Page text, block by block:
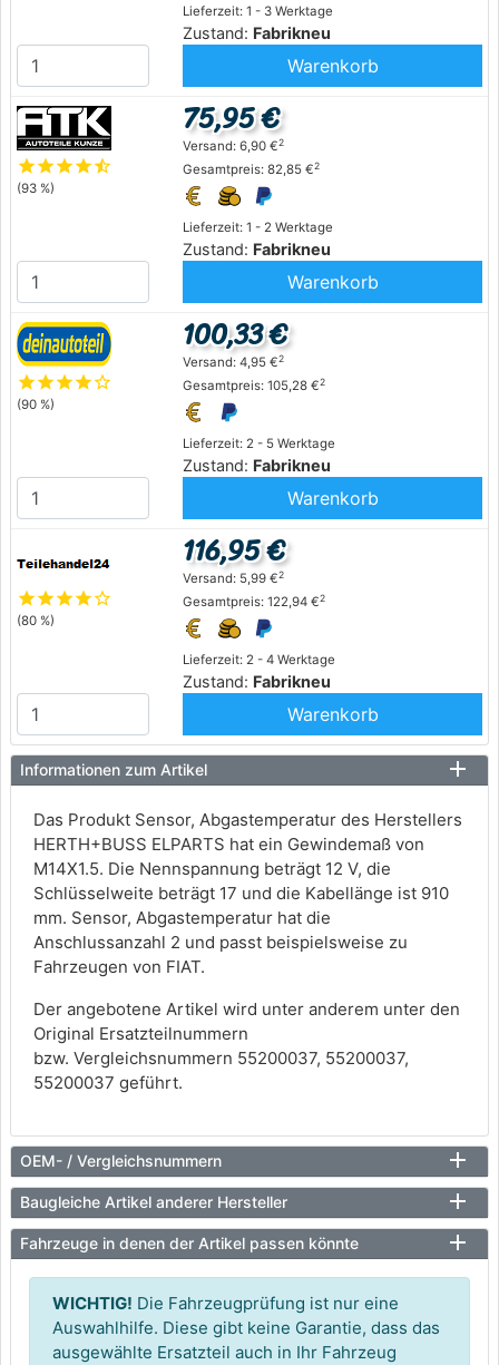
Lieferzeit: 1 - 3 Werktage
Zustand: Fabrikneu
Warenkorb
starstarstarstarstar_half
(93 %)
Lieferzeit: 1 - 2 Werktage
Zustand: Fabrikneu
75,95 €
Versand: 6,90 €2
Gesamtpreis: 82,85 €2
Warenkorb
starstarstarstarstar_outline
(90 %)
Lieferzeit: 2 - 5 Werktage
Zustand: Fabrikneu
100,33 €
Versand: 4,95 €2
Gesamtpreis: 105,28 €2
Warenkorb
starstarstarstarstar_outline
(80 %)
Lieferzeit: 2 - 4 Werktage
Zustand: Fabrikneu
116,95 €
Versand: 5,99 €2
Gesamtpreis: 122,94 €2
Warenkorb
Informationen zum Artikel
Das Produkt Sensor, Abgastemperatur des Herstellers
HERTH+BUSS ELPARTS hat ein Gewindemaß von
M14X1.5. Die Nennspannung beträgt 12 V, die
Schlüsselweite beträgt 17 und die Kabellänge ist 910
mm. Sensor, Abgastemperatur hat die
Anschlussanzahl 2 und passt beispielsweise zu
Fahrzeugen von FIAT.
Der angebotene Artikel wird unter anderem unter den
Original Ersatzteilnummern
bzw. Vergleichsnummern 55200037, 55200037,
55200037 geführt.
OEM- / Vergleichsnummern
Baugleiche Artikel anderer Hersteller
Fahrzeuge in denen der Artikel passen könnte
WICHTIG! Die Fahrzeugprüfung ist nur eine
Auswahlhilfe. Diese gibt keine Garantie, dass das
ausgewählte Ersatzteil auch in Ihr Fahrzeug